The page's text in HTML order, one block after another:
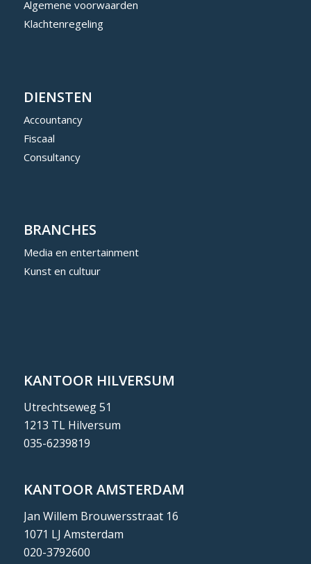
Algemene voorwaarden
Klachtenregeling
DIENSTEN
Accountancy
Fiscaal
Consultancy
BRANCHES
Media en entertainment
Kunst en cultuur
KANTOOR HILVERSUM
Utrechtseweg 51
1213 TL Hilversum
035-6239819
KANTOOR AMSTERDAM
Jan Willem Brouwersstraat 16
1071 LJ Amsterdam
020-3792600